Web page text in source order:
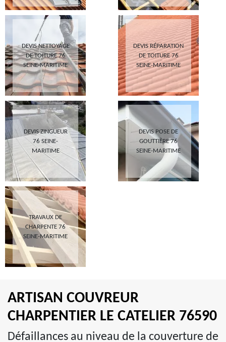
DEVIS NETTOYAGE
DE TOITURE 76
SEINE-MARITIME
DEVIS RÉPARATION
DE TOITURE 76
SEINE-MARITIME
DEVIS ZINGUEUR
76 SEINE-
MARITIME
DEVIS POSE DE
GOUTTIÈRE 76
SEINE-MARITIME
TRAVAUX DE
CHARPENTE 76
SEINE-MARITIME
ARTISAN COUVREUR
CHARPENTIER LE CATELIER 76590
Défaillances au niveau de la couverture de